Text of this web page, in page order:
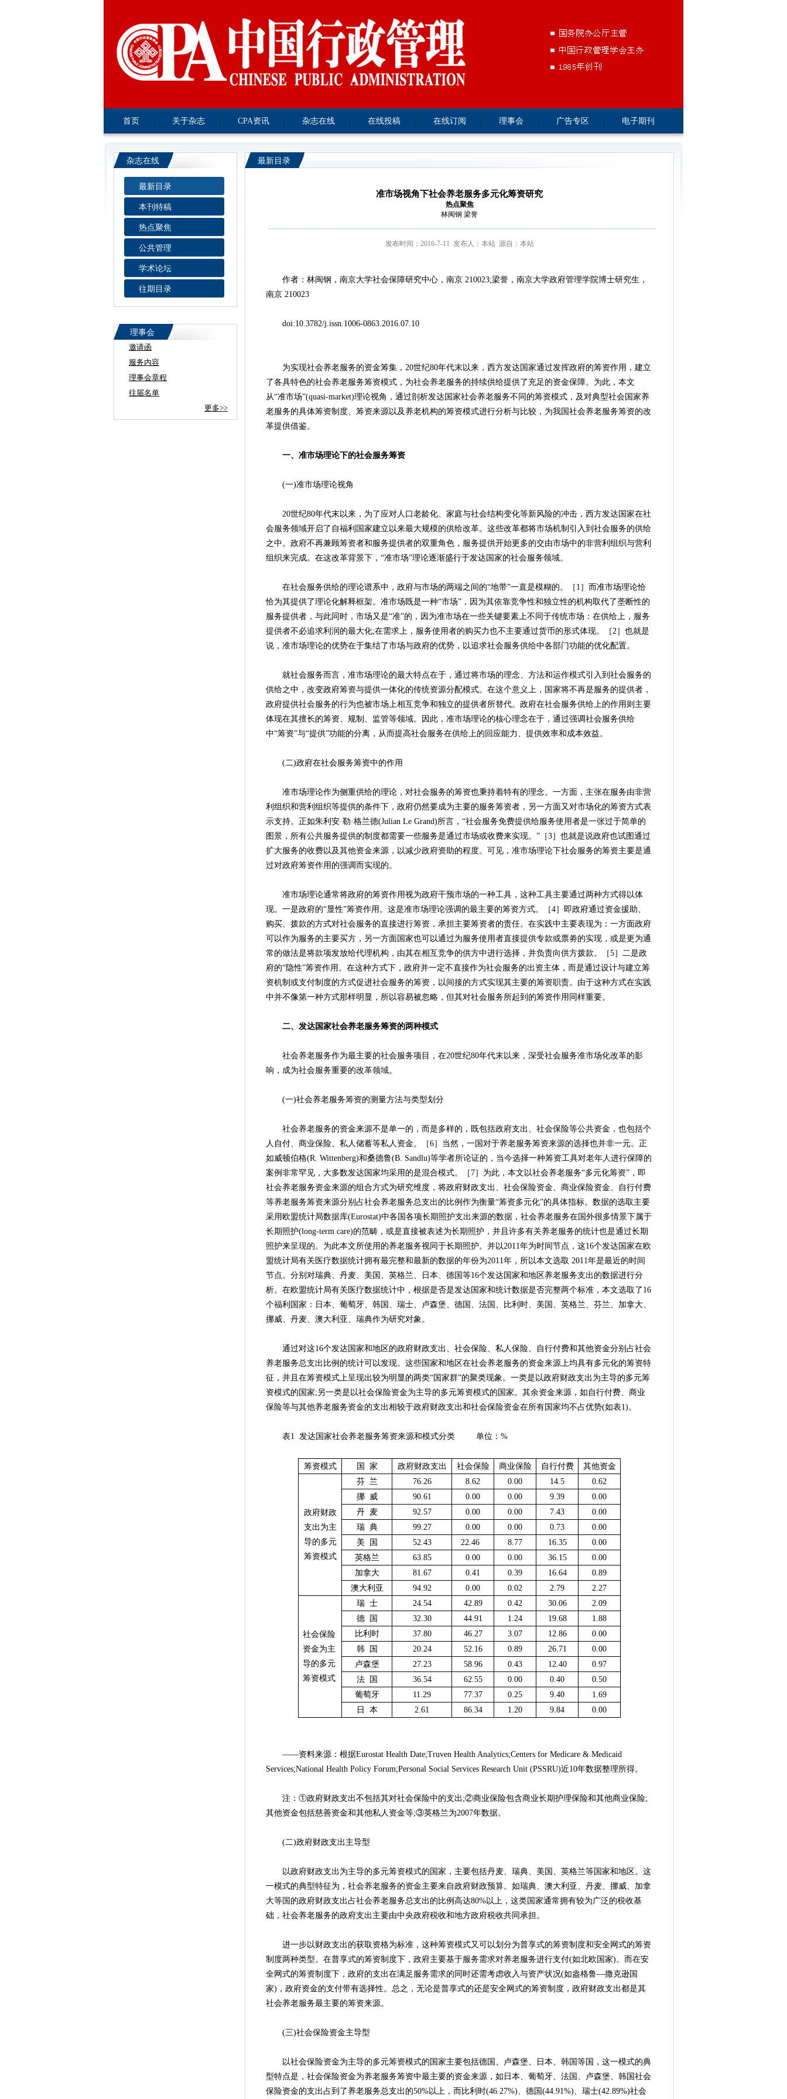
首页 关于杂志 CPA资讯 杂志在线 在线投稿 在线订阅 理事会 广告专区 电子期刊
杂志在线
最新目录
本刊特稿
热点聚焦
公共管理
学术论坛
往期目录
理事会
邀请函
服务内容
理事会章程
往届名单
更多>>
最新目录
准市场视角下社会养老服务多元化筹资研究
热点聚焦
林闽钢 梁誉
发布时间：2016-7-11 发布人：本站 源自：本站
作者：林闽钢，南京大学社会保障研究中心，南京 210023;梁誉，南京大学政府管理学院博士研究生，
南京 210023
doi:10.3782/j.issn.1006-0863.2016.07.10
为实现社会养老服务的资金筹集，20世纪80年代末以来，西方发达国家通过发挥政府的筹资作用，建立
了各具特色的社会养老服务筹资模式，为社会养老服务的持续供给提供了充足的资金保障。为此，本文
从“准市场”(quasi-market)理论视角，通过剖析发达国家社会养老服务不同的筹资模式，及对典型社会国家养
老服务的具体筹资制度、筹资来源以及养老机构的筹资模式进行分析与比较，为我国社会养老服务筹资的改
革提供借鉴。
一、准市场理论下的社会服务筹资
(一)准市场理论视角
20世纪80年代末以来，为了应对人口老龄化、家庭与社会结构变化等新风险的冲击，西方发达国家在社
会服务领域开启了自福利国家建立以来最大规模的供给改革。这些改革都将市场机制引入到社会服务的供给
之中。政府不再兼顾筹资者和服务提供者的双重角色，服务提供开始更多的交由市场中的非营利组织与营利
组织来完成。在这改革背景下，“准市场”理论逐渐盛行于发达国家的社会服务领域。
在社会服务供给的理论谱系中，政府与市场的两端之间的“地带”一直是模糊的。［1］而准市场理论恰
恰为其提供了理论化解释框架。准市场既是一种“市场”，因为其依靠竞争性和独立性的机构取代了垄断性的
服务提供者，与此同时，市场又是“准”的，因为准市场在一些关键要素上不同于传统市场：在供给上，服务
提供者不必追求利润的最大化;在需求上，服务使用者的购买力也不主要通过货币的形式体现。［2］也就是
说，准市场理论的优势在于集结了市场与政府的优势，以追求社会服务供给中各部门功能的优化配置。
就社会服务而言，准市场理论的最大特点在于，通过将市场的理念、方法和运作模式引入到社会服务的
供给之中，改变政府筹资与提供一体化的传统资源分配模式。在这个意义上，国家将不再是服务的提供者，
政府提供社会服务的行为也被市场上相互竞争和独立的提供者所替代。政府在社会服务供给上的作用则主要
体现在其擅长的筹资、规制、监管等领域。因此，准市场理论的核心理念在于，通过强调社会服务供给
中“筹资”与“提供”功能的分离，从而提高社会服务在供给上的回应能力、提供效率和成本效益。
(二)政府在社会服务筹资中的作用
准市场理论作为侧重供给的理论，对社会服务的筹资也秉持着特有的理念。一方面，主张在服务由非营
利组织和营利组织等提供的条件下，政府仍然要成为主要的服务筹资者，另一方面又对市场化的筹资方式表
示支持。正如朱利安·勒·格兰德(Julian Le Grand)所言，“社会服务免费提供给服务使用者是一张过于简单的
图景，所有公共服务提供的制度都需要一些服务是通过市场或收费来实现。”［3］也就是说政府也试图通过
扩大服务的收费以及其他资金来源，以减少政府资助的程度。可见，准市场理论下社会服务的筹资主要是通
过对政府筹资作用的强调而实现的。
准市场理论通常将政府的筹资作用视为政府干预市场的一种工具，这种工具主要通过两种方式得以体
现。一是政府的“显性”筹资作用。这是准市场理论强调的最主要的筹资方式。［4］即政府通过资金援助、
购买、拨款的方式对社会服务的直接进行筹资，承担主要筹资者的责任。在实践中主要表现为：一方面政府
可以作为服务的主要买方，另一方面国家也可以通过为服务使用者直接提供专款或票劵的实现，或是更为通
常的做法是将款项发放给代理机构，由其在相互竞争的供方中进行选择，并负责向供方拨款。［5］二是政
府的“隐性”筹资作用。在这种方式下，政府并一定不直接作为社会服务的出资主体，而是通过设计与建立筹
资机制或支付制度的方式促进社会服务的筹资，以间接的方式实现其主要的筹资职责。由于这种方式在实践
中并不像第一种方式那样明显，所以容易被忽略，但其对社会服务所起到的筹资作用同样重要。
二、发达国家社会养老服务筹资的两种模式
社会养老服务作为最主要的社会服务项目，在20世纪80年代末以来，深受社会服务准市场化改革的影
响，成为社会服务重要的改革领域。
(一)社会养老服务筹资的测量方法与类型划分
社会养老服务的资金来源不是单一的，而是多样的，既包括政府支出、社会保险等公共资金，也包括个
人自付、商业保险、私人储蓄等私人资金。［6］当然，一国对于养老服务筹资来源的选择也并非一元。正
如威顿伯格(R. Wittenberg)和桑德鲁(B. Sandlu)等学者所论证的，当今选择一种筹资工具对老年人进行保障的
案例非常罕见，大多数发达国家均采用的是混合模式。［7］为此，本文以社会养老服务“多元化筹资”，即
社会养老服务资金来源的组合方式为研究维度，将政府财政支出、社会保险资金、商业保险资金、自行付费
等养老服务筹资来源分别占社会养老服务总支出的比例作为衡量“筹资多元化”的具体指标。数据的选取主要
采用欧盟统计局数据库(Eurostat)中各国各项长期照护支出来源的数据，社会养老服务在国外很多情景下属于
长期照护(long-term care)的范畴，或是直接被表述为长期照护，并且许多有关养老服务的统计也是通过长期
照护来呈现的。为此本文所使用的养老服务视同于长期照护。并以2011年为时间节点，这16个发达国家在欧
盟统计局有关医疗数据统计拥有最完整和最新的数据的年份为2011年，所以本文选取 2011年是最近的时间
节点。分别对瑞典、丹麦、美国、英格兰、日本、德国等16个发达国家和地区养老服务支出的数据进行分
析。在欧盟统计局有关医疗数据统计中，根据是否是发达国家和统计数据是否完整两个标准，本文选取了16
个福利国家：日本、葡萄牙、韩国、瑞士、卢森堡、德国、法国、比利时、美国、英格兰、芬兰、加拿大、
挪威、丹麦、澳大利亚、瑞典作为研究对象。
通过对这16个发达国家和地区的政府财政支出、社会保险、私人保险、自行付费和其他资金分别占社会
养老服务总支出比例的统计可以发现。这些国家和地区在社会养老服务的资金来源上均具有多元化的筹资特
征，并且在筹资模式上呈现出较为明显的两类“国家群”的聚类现象。一类是以政府财政支出为主导的多元筹
资模式的国家;另一类是以社会保险资金为主导的多元筹资模式的国家。其余资金来源，如自行付费、商业
保险等与其他养老服务资金的支出相较于政府财政支出和社会保险资金在所有国家均不占优势(如表1)。
表1 发达国家社会养老服务筹资来源和模式分类 单位：%
筹资模式 国 家 政府财政支出 社会保险 商业保险 自行付费 其他资金
政府财政
支出为主
导的多元
筹资模式
芬 兰 76.26 8.62 0.00 14.5
0.62
挪
威 90.61 0.00 0.00 9.39
0.00
丹
麦 92.57 0.00 0.00 7.43
0.00
瑞 典 99.27 0.00 0.00 0.73
0.00
美
国 52.43 22.46 8.77 16.35
0.00
英格兰
63.85 0.00 0.00 36.15
0.00
加拿大
81.67 0.41 0.39 16.64
0.89
澳大利亚
94.92 0.00 0.02 2.79 2.27
社会保险
资金为主
导的多元
筹资模式
瑞 士 24.54 42.89 0.42 30.06
2.09
德
国 32.30 44.91 1.24 19.68
1.88
比利时
37.80 46.27 3.07 12.86
0.00
韩
国 20.24 52.16 0.89 26.71
0.00
卢森堡
27.23 58.96 0.43 12.40
0.97
法
国 36.54 62.55 0.00 0.40
0.50
葡萄牙
11.29 77.37 0.25 9.40
1.69
日
本 2.61 86.34 1.20 9.84 0.00
——资料来源：根据Eurostat Health Date;Truven Health Analytics;Centers for Medicare & Medicaid
Services;National Health Policy Forum;Personal Social Services Research Unit (PSSRU)近10年数据整理所得。
注：①政府财政支出不包括其对社会保险中的支出;②商业保险包含商业长期护理保险和其他商业保险;
其他资金包括慈善资金和其他私人资金等;③英格兰为2007年数据。
(二)政府财政支出主导型
以政府财政支出为主导的多元筹资模式的国家，主要包括丹麦、瑞典、美国、英格兰等国家和地区。这
一模式的典型特征为，社会养老服务的资金主要来自政府财政预算。如瑞典、澳大利亚、丹麦、挪威、加拿
大等国的政府财政支出占社会养老服务总支出的比例高达80%以上，这类国家通常拥有较为广泛的税收基
础，社会养老服务的政府支出主要由中央政府税收和地方政府税收共同承担。
进一步以财政支出的获取资格为标准，这种筹资模式又可以划分为普享式的筹资制度和安全网式的筹资
制度两种类型。在普享式的筹资制度下，政府主要基于服务需求对养老服务进行支付(如北欧国家)。而在安
全网式的筹资制度下，政府的支出在满足服务需求的同时还需考虑收入与资产状况(如盎格鲁—撒克逊国
家)，政府资金的支付带有选择性。总之，无论是普享式的还是安全网式的筹资制度，政府财政支出都是其
社会养老服务最主要的筹资来源。
(三)社会保险资金主导型
以社会保险资金为主导的多元筹资模式的国家主要包括德国、卢森堡、日本、韩国等国，这一模式的典
型特点是，社会保险资金为养老服务筹资中最主要的资金来源，如日本、葡萄牙、法国、卢森堡、韩国社会
保险资金的支出占到了养老服务总支出的50%以上，而比利时(46.27%)、德国(44.91%)、瑞士(42.89%)社会